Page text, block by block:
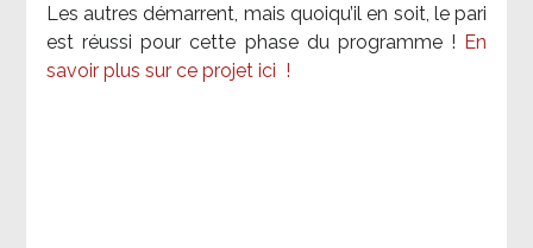
Les autres démarrent, mais quoiqu’il en soit, le pari
est réussi pour cette phase du programme ! En
savoir plus sur ce projet ici !